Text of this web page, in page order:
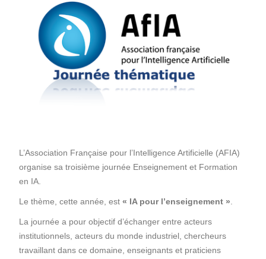
L’Association Française pour l’Intelligence Artificielle (AFIA)
organise sa troisième journée Enseignement et Formation
en IA.
Le thème, cette année, est « IA pour l’enseignement »
La journée a pour objectif d’échanger entre acteurs
institutionnels, acteurs du monde industriel, chercheurs
travaillant dans ce domaine, enseignants et praticiens